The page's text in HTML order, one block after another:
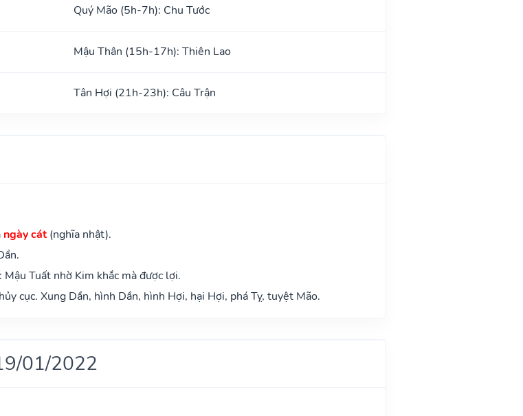
Quý Mão (5h-7h): Chu Tước
Mậu Thân (15h-17h): Thiên Lao
Tân Hợi (21h-23h): Câu Trận
ngày cát(nghĩa nhật).
Tuất nhờ Kim khắc mà được lợi.
cục. Xung Dần, hình Dần, hình Hợi, hại Hợi, phá Tỵ, tuyệt Mão.
01/2022